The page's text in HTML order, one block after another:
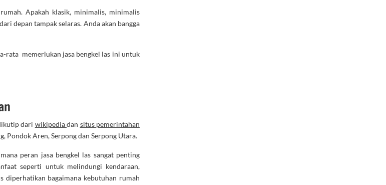
Apakah klasik, minimalis, minimalis
depan tampak selaras. Anda akan bangga
rata memerlukan jasa bengkel las ini untuk
dari wikipediadan situs pemerintahan
Pondok Aren, Serpong dan Serpong Utara.
peran jasa bengkel las sangat penting
seperti untuk melindungi kendaraan,
diperhatikan bagaimana kebutuhan rumah